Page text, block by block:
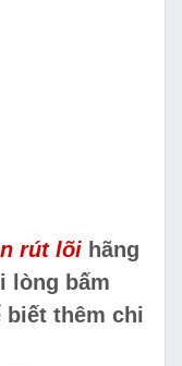
rút lõi hãng
lòng bấm
biết thêm chi